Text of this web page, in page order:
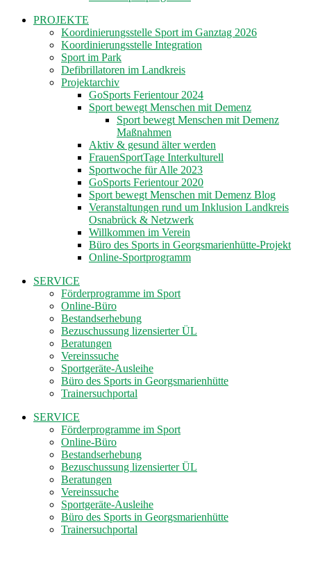
PROJEKTE
Koordinierungsstelle Sport im Ganztag 2026
Koordinierungsstelle Integration
Sport im Park
Defibrillatoren im Landkreis
Projektarchiv
GoSports Ferientour 2024
Sport bewegt Menschen mit Demenz
Sport bewegt Menschen mit Demenz
Maßnahmen
Aktiv & gesund älter werden
FrauenSportTage Interkulturell
Sportwoche für Alle 2023
GoSports Ferientour 2020
Sport bewegt Menschen mit Demenz Blog
Veranstaltungen rund um Inklusion Landkreis
Osnabrück & Netzwerk
Willkommen im Verein
Büro des Sports in Georgsmarienhütte-Projekt
Online-Sportprogramm
SERVICE
Förderprogramme im Sport
Online-Büro
Bestandserhebung
Bezuschussung lizensierter ÜL
Beratungen
Vereinssuche
Sportgeräte-Ausleihe
Büro des Sports in Georgsmarienhütte
Trainersuchportal
SERVICE
Förderprogramme im Sport
Online-Büro
Bestandserhebung
Bezuschussung lizensierter ÜL
Beratungen
Vereinssuche
Sportgeräte-Ausleihe
Büro des Sports in Georgsmarienhütte
Trainersuchportal